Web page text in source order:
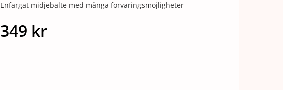
Enfärgat midjebälte med många förvaringsmöjligheter
349 kr